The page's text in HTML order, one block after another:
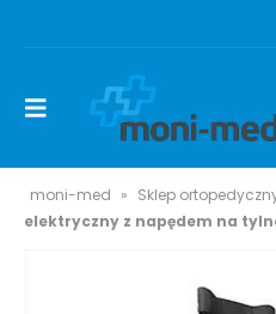
moni-med » Sklep
elektryczny z napędem na